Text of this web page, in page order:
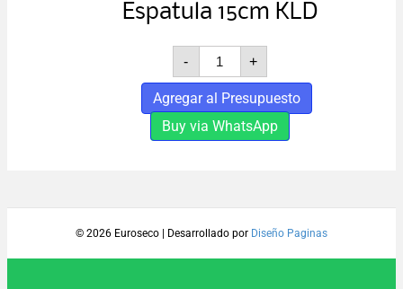
Espatula 15cm KLD
-
Espatula
15cm
KLD
cantidad
+
Agregar al Presupuesto
Buy via WhatsApp
© 2026 Euroseco Desarrollado por Diseño Paginas